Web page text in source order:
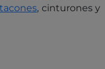
tacones, cinturones y